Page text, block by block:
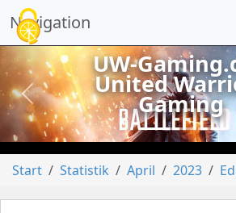
Navigation
vorheriges
UW-
United
Gaming
Start Statistik April 2023
Cookie-Einstellungen